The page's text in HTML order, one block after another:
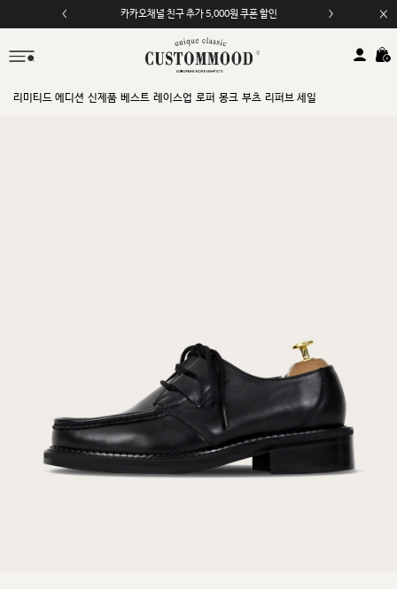
카카오채널 친구 추가 5,000원 쿠폰 할인
모바일 앱 자동 2,000원 할인
리미티드 에디션 신제품 베스트 레이스업 로퍼 몽크 부츠 리퍼브 세일